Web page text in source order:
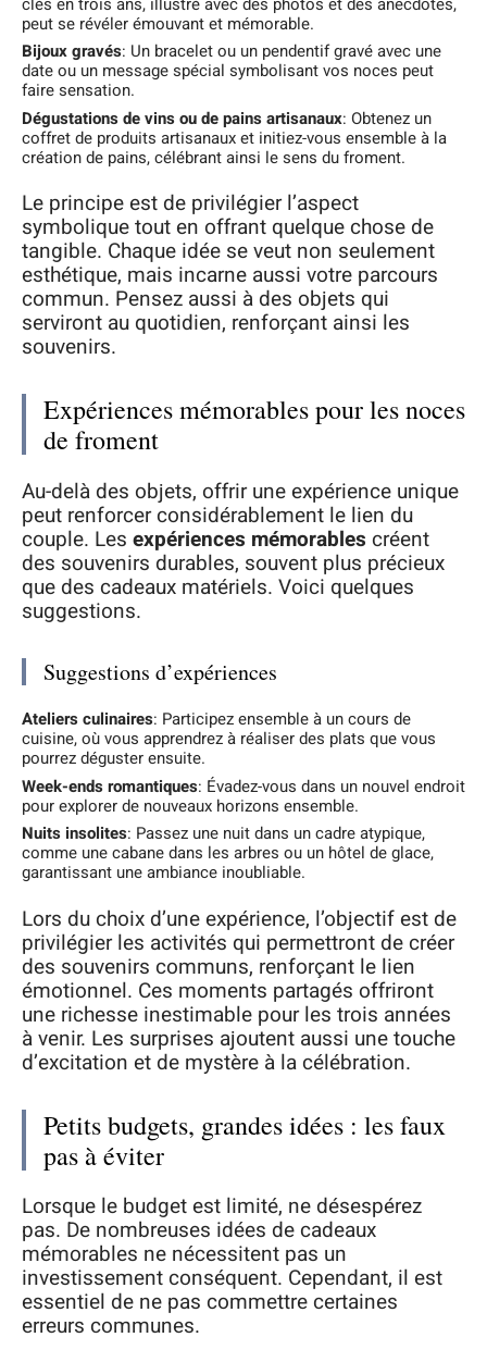
peut se révéler émouvant et mémorable.
Bijoux gravés: Un bracelet ou un pendentif gravé avec une
date ou un message spécial symbolisant vos noces peut
faire sensation.
Dégustations de vins ou de pains artisanaux: Obtenez un
coffret de produits artisanaux et initiez-vous ensemble à la
création de pains, célébrant ainsi le sens du froment.
Le principe est de privilégier l’aspect
symbolique tout en offrant quelque chose de
tangible. Chaque idée se veut non seulement
esthétique, mais incarne aussi votre parcours
commun. Pensez aussi à des objets qui
serviront au quotidien, renforçant ainsi les
souvenirs.
Expériences mémorables pour les noces
de froment
Au-delà des objets, offrir une expérience unique
peut renforcer considérablement le lien du
couple. Les expériences mémorables créent
des souvenirs durables, souvent plus précieux
que des cadeaux matériels. Voici quelques
suggestions.
Suggestions d’expériences
Ateliers culinaires: Participez ensemble à un cours de
cuisine, où vous apprendrez à réaliser des plats que vous
pourrez déguster ensuite.
Week-ends romantiques: Évadez-vous dans un nouvel endroit
pour explorer de nouveaux horizons ensemble.
Nuits insolites: Passez une nuit dans un cadre atypique,
comme une cabane dans les arbres ou un hôtel de glace,
garantissant une ambiance inoubliable.
Lors du choix d’une expérience, l’objectif est de
privilégier les activités qui permettront de créer
des souvenirs communs, renforçant le lien
émotionnel. Ces moments partagés offriront
une richesse inestimable pour les trois années
à venir. Les surprises ajoutent aussi une touche
d’excitation et de mystère à la célébration.
Petits budgets, grandes idées : les faux
pas à éviter
Lorsque le budget est limité, ne désespérez
pas. De nombreuses idées de cadeaux
mémorables ne nécessitent pas un
investissement conséquent. Cependant, il est
essentiel de ne pas commettre certaines
erreurs communes.